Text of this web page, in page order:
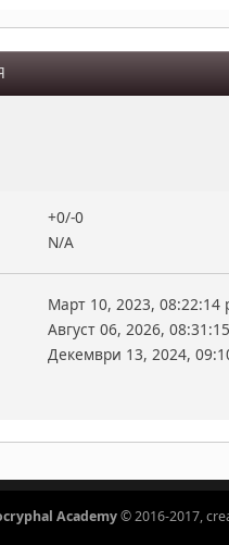
+0/-0
N/A
Март 10, 2023, 08:22:14
Август 06, 2026,
Декември 13, 2024,
Academy© 2016-2017,